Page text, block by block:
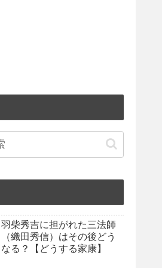
羽柴秀吉に担がれた三法師
（織田秀信）はその後どう
なる？【どうする家康】